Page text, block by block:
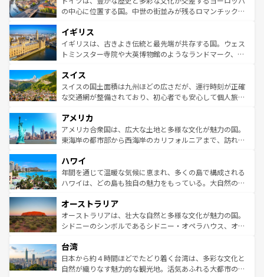
ンテンツ一覧を参照してほしい。
から魅了する。また、フランスは美食の国としても知ら
いる。シャンパンの発祥地であるランス、プロヴァンスの
香り高いラベンダー畑など、多彩な楽しみ方が可能だ。さ
らに、パリ以外の地域にも魅力が溢れており、どの街角に
れる地方に足を運ぶとそれぞれで全く異なる文化を体験で
きるだろう。 なお、新着のフランス情報はコンテンツ一覧
を参照してほしい。
の中心に位置する国。中世の街並みが残るロマンチック街
顔を持つこの国は、どこを歩いても飽きることがない。ベ
ルリンの文化的活気、バイエルン州のアルプスの絶景、そ
してライン川沿いのワイン畑といった風景は必見。ビール
は、お酒好きな人にはぜひ体験してほしい。 なお、新着の
ドイツ情報はコンテンツ一覧を参照してほしい。
イギリス
イギリスは、古きよき伝統と最先端が共存する国。ウェス
トミンスター寺院や大英博物館のようなランドマーク、歴
リアごとに異なる魅力がある。また、優雅なアフタヌーン
ティー、ビール好きにはたまらない英国パブ、サッカー観
戦など、本場だからこそできる体験も豊富。イギリスを旅
ンツ一覧を参照してほしい。
スイス
スイスの国土面積は九州ほどの広さだが、運行時刻が正確
な交通網が整備されており、初心者でも安心して個人旅行
の建物がそのまま残る町や、スイスならではのユニークな
博物館もあり、アルプス観光だけでなく町歩きも満喫する
ことができる。国民の所得が高いため物価も高いが、旅行
ば市内交通費無料で観光を楽しむこともできる。 なお、新
着のスイス情報はコンテンツ一覧 を参照してほしい。
アメリカ
アメリカ合衆国は、広大な土地と多様な文化が魅力の国。
東海岸の都市部から西海岸のカリフォルニアまで、訪れる
のような巨大都市は、観光、ショッピング、エンターテイ
ンメントが詰まった刺激的なスポットだ。一方、アメリカ
西部には大自然が広がり、グランドキャニオンやイエロー
部のニューオーリンズでは、音楽と美食が融合した独特の
文化が魅力。旅行者はアメリカの各地域で異なる魅力を楽
しみながら、その多様性と豊かな歴史を感じることができ
ならではの贅沢な旅のスタイルだ。 なお、新着のアメリカ
情報はコンテンツ一覧を参照してほしい。
ハワイ
年間を通じて温暖な気候に恵まれ、多くの島で構成される
ハワイは、どの島も独自の魅力をもっている。大自然の神
ワイ島は見逃せない。また、定番の観光地といえばオアフ
島だが、静かな自然を求めるならマウイ島やカウアイ島が
おすすめ。エメラルドグリーンに輝く海をはじめ、豊かな
れるおもてなしの心で訪れる人々を迎えてくれるハワイの
人々、おいしいローカルフードやハワイアンミュージッ
ク、伝統的なフラダンスなど、すべてがハワイの魅力を彩
オーストラリア
オーストラリアは、壮大な自然と多様な文化が魅力の国。
シドニーのシンボルであるシドニー・オペラハウス、オー
リアリーフや大陸中央部にそびえるウルル（エアーズロッ
ク）、タスマニアの美しい原生林やケアンズの熱帯雨林な
ど、見どころがたくさん。また、カフェやワイン、オージ
台湾
日本から約４時間ほどでたどり着く台湾は、多彩な文化と
自然が織りなす魅力的な観光地。活気あふれる大都市の台